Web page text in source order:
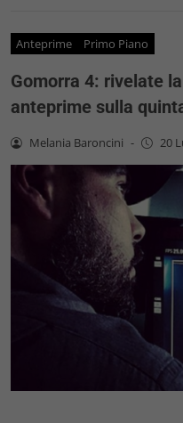
Anteprime Primo Piano
Gomorra 4: rivelate
anteprime sulla
Melania Baroncini - 20